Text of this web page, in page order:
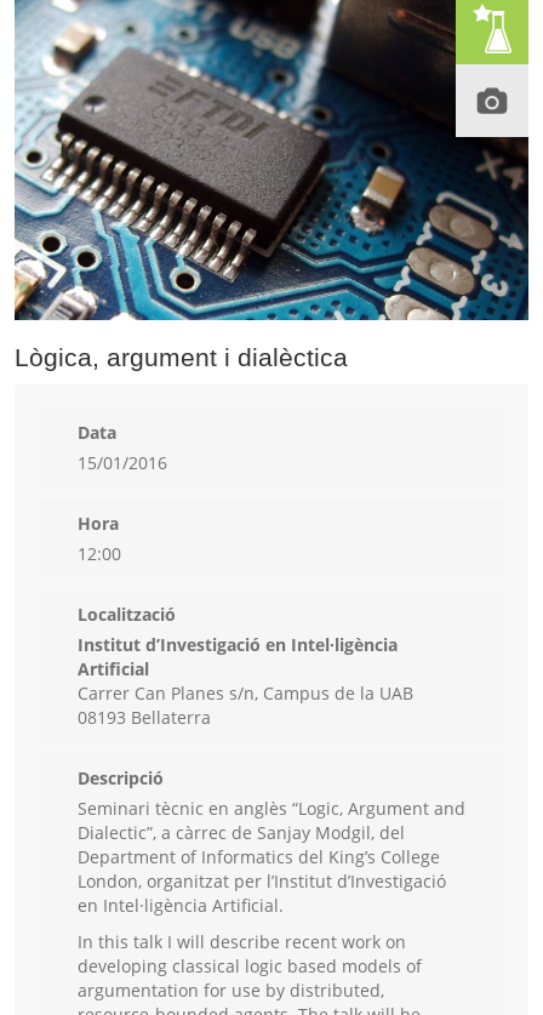
Lògica, argument i dialèctica
Data
15/01/2016
Hora
12:00
Localització
Institut d’Investigació en Intel·ligència
Artificial
Carrer Can Planes s/n, Campus de la UAB
08193 Bellaterra
Descripció
Seminari tècnic en anglès “Logic, Argument and
Dialectic”, a càrrec de Sanjay Modgil, del
Department of Informatics del King’s College
London, organitzat per l’Institut d’Investigació
en Intel·ligència Artificial.
In this talk I will describe recent work on
developing classical logic based models of
argumentation for use by distributed,